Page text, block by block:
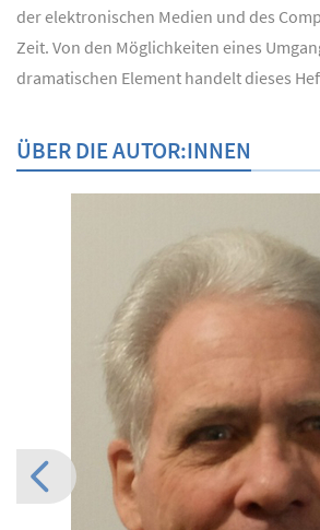
der elektronischen Medien und des
Zeit. Von den Möglichkeiten eines
dramatischen Element handelt dieses
ÜBER DIE AUTOR:INNEN